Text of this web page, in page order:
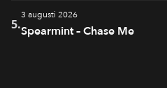
5.
3 augusti 2026
Spearmint – Chase Me